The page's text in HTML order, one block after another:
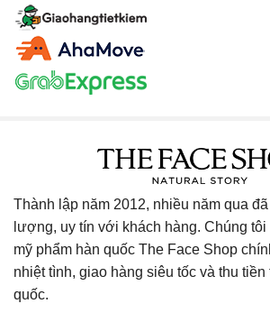
Thành lập năm 2012, nhiều năm qua
lượng, uy tín với khách hàng. Chúng
mỹ phẩm hàn quốc The Face Shop
nhiệt tình, giao hàng siêu tốc và thu
quốc.